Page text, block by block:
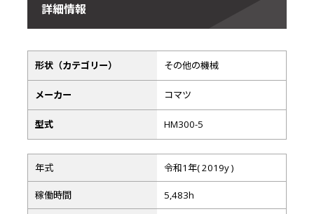
詳細情報
形状（カテゴリー） その他の機械
メーカー コマツ
型式 HM300-5
年式 令和1年( 2019y )
稼働時間 5,483h